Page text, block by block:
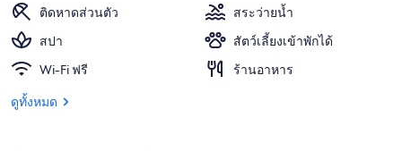
วิวจากที่พัก
ติดหาดส่วนตัว
สระว่ายน้ำ
สปา
สัตว์เลี้ยงเข้าพักได้
Wi-Fi ฟรี
ร้านอาหาร
ดูทั้งหมด